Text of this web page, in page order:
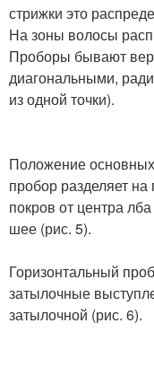
стрижки это
На зоны волосы
Проборы бывают
диагональными,
из одной точки).
Положение
пробор разделяет
покров от центра
шее (рис. 5).
Горизонтальный
затылочные
затылочной (рис. 6).